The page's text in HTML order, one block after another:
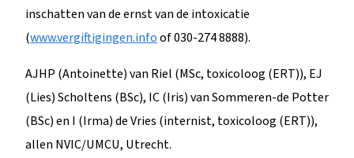
inschatten van de ernst van de intoxicatie
(www.vergiftigingen.infoof 030-274 8888).
AJHP (Antoinette) van Riel (MSc, toxicoloog (ERT)), EJ
(Lies) Scholtens (BSc), IC (Iris) van Sommeren-de Potter
(BSc) en I (Irma) de Vries (internist, toxicoloog (ERT)),
allen NVIC/UMCU, Utrecht.